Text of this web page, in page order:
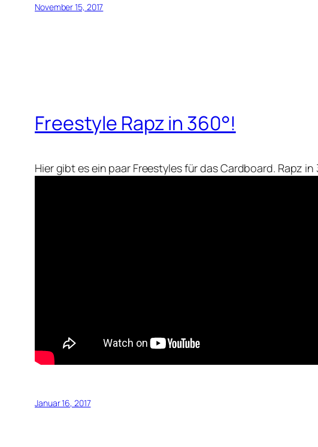
November 15, 2017
Freestyle Rapz in 360°!
Hier gibt es ein paar Freestyles für das Cardboard. Rapz
Januar 16, 2017